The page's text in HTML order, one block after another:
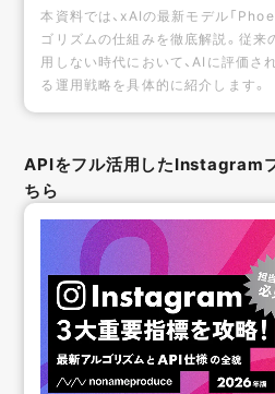
本資料では、xAIの最新モデル「
ゴリズムの仕組みを徹底解説。従来
用しない時代において、AIに評価さ
る運用戦略を具体的に紹介します。
APIをフル活用したInstagram
ちら